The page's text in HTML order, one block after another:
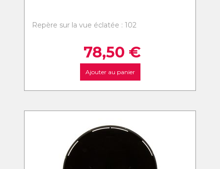
Repère sur la vue éclatée : 102
78,50 €
Ajouter au panier